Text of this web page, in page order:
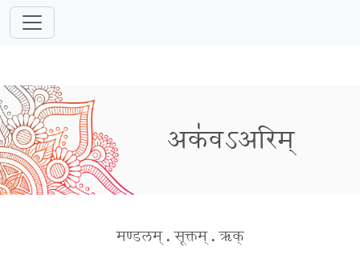
अक॑वऽअरिम्
मण्डलम् . सूक्तम् . ऋक्